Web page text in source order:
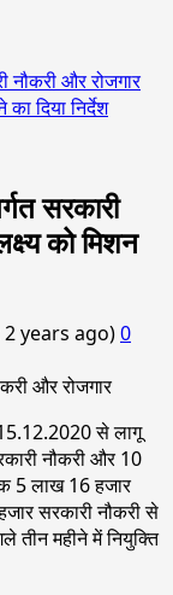
नौकरी और रोजगार
दिया निर्देश
सरकारी
को मिशन
years ago)0
से लागू
नौकरी और 10
5 लाख 16 हजार
सरकारी नौकरी से
तीन महीने में नियुक्ति